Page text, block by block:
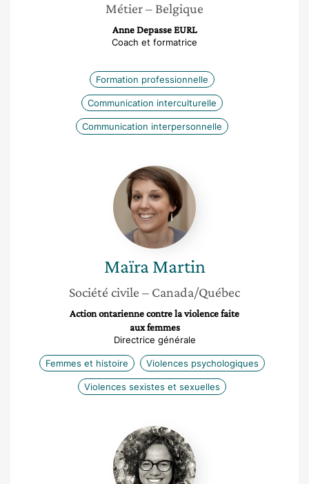
Métier– Belgique
Anne Depasse EURL
Coach et formatrice
Formation professionnelle
Communication interculturelle
Communication interpersonnelle
Maïra
Martin
Maïra Martin
Société civile – Canada/Québec
Action ontarienne contre la violence faite
aux femmes
Directrice générale
Femmes et histoire Violences psychologiques
Violences sexistes et sexuelles
Nelly
David